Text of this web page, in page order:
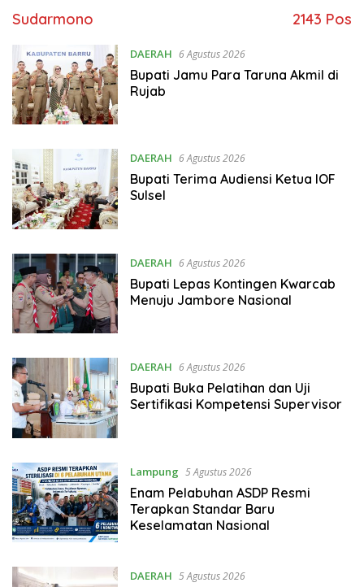
Sudarmono 2143 Pos
DAERAH 6 Agustus 2026
Bupati Jamu Para Taruna Akmil di
Rujab
DAERAH 6 Agustus 2026
Bupati Terima Audiensi Ketua IOF
Sulsel
DAERAH 6 Agustus 2026
Bupati Lepas Kontingen Kwarcab
Menuju Jambore Nasional
DAERAH 6 Agustus 2026
Bupati Buka Pelatihan dan Uji
Sertifikasi Kompetensi Supervisor
Lampung 5 Agustus 2026
Enam Pelabuhan ASDP Resmi
Terapkan Standar Baru
Keselamatan Nasional
DAERAH 5 Agustus 2026